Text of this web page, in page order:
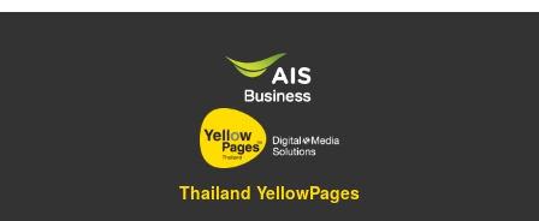
Thailand YellowPages